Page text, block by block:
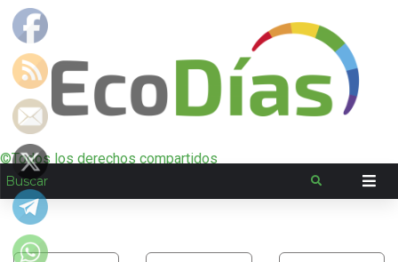
©Todos los derechos compartidos